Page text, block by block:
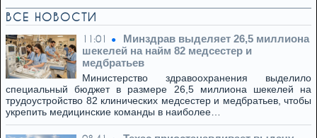
ВСЕ НОВОСТИ
11:01
Минздрав выделяет 26,5 миллиона
шекелей на найм 82 медсестер и
медбратьев
Министерство здравоохранения выделило
специальный бюджет в размере 26,5 миллиона шекелей на
трудоустройство 82 клинических медсестер и медбратьев, чтобы
укрепить медицинские команды в наиболее…